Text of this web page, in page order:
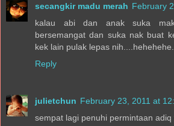
secangkir madu merah February
kalau abi dan anak suka
bersemangat dan suka nak buat
kek lain pulak lepas nih....hehehehe...
Reply
julietchun February 23, 2011 at
sempat lagi penuhi permintaan adiq